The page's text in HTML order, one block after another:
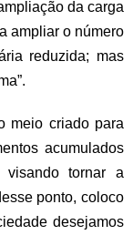
da carga
ampliar o número
reduzida; mas
meio criado para
acumulados
visando tornar a
ponto, coloco
desejamos